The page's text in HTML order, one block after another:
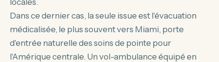
locales.
Dans ce dernier cas, la seule issue est l'évacuation
médicalisée, le plus souvent vers Miami, porte
d'entrée naturelle des soins de pointe pour
l'Amérique centrale. Un vol-ambulance équipé en